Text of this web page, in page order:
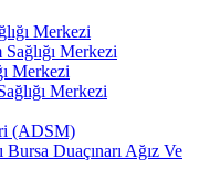
Merkezi
Merkezi
Merkezi
Merkezi
(ADSM)
Bursa Duaçınarı Ağız Ve